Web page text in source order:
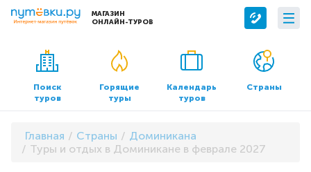
МАГАЗИН
ОНЛАЙН-ТУРОВ
Сервисы
Бронирование отелей
Трансфер
О компании
О нас
Контакты
Документы и реквизиты
Поиск
туров
Горящие
туры
Календарь
туров
Страны
Главная Страны
Доминикана
Туры и отдых в Доминикане в феврале 2027